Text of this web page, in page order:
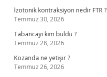
İzotonik kontraksiyon nedir FTR ?
Temmuz 30, 2026
Tabancayı kim buldu ?
Temmuz 28, 2026
Kozanda ne yetişir ?
Temmuz 26, 2026